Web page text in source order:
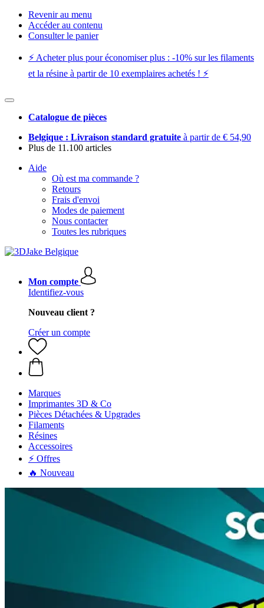
Revenir au menu
Accéder au contenu
Consulter le panier
⚡️ Acheter plus pour économiser plus : -10% sur les filaments
et la résine à partir de 10 exemplaires achetés ! ⚡️
Catalogue de pièces
Belgique : Livraison standard gratuite à partir de € 54,90
Plus de 11.100 articles
Aide
Où est ma commande ?
Retours
Frais d'envoi
Modes de paiement
Nous contacter
Toutes les rubriques
Mon compte
Identifiez-vous
Nouveau client ?
Créer un compte
Marques
Imprimantes 3D & Co
Pièces Détachées & Upgrades
Filaments
Résines
Accessoires
⚡ Offres
🔥 Nouveau